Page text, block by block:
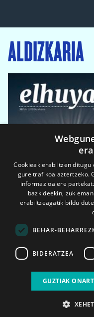
ALDIZKARIA
2026ko eka. 1a
Cookieak erabiltzen
gure trafikoa aztertzeko.
informazioa ere
bazkideekin, zuk
erabiltzeagatik bildu
BEHAR-
BIDERATZEA
GUZTIAK